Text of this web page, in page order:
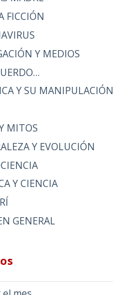
FICCIÓN
Y MEDIOS
Y SU MANIPULACIÓN
MITOS
Y EVOLUCIÓN
Y CIENCIA
GENERAL